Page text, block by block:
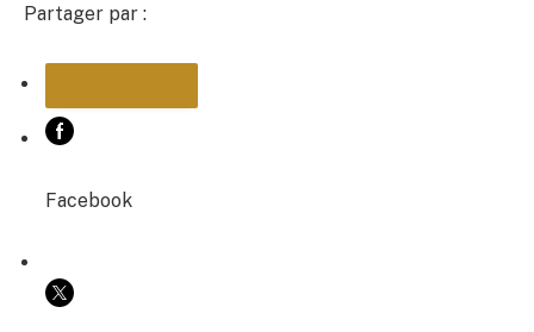
Partager par :
COPIER LE LIEN
Facebook